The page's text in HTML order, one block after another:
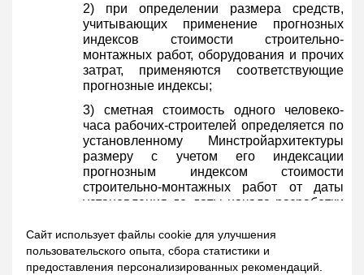
Сайт использует файлы cookie для улучшения
пользовательского опыта, сбора статистики и
предоставления персонализированных рекомендаций.
2) при определении размера средств,
учитывающих применение прогнозных
индексов стоимости строительно-
монтажных работ, оборудования и прочих
затрат, применяются соответствующие
прогнозные индексы;
3) сметная стоимость одного человеко-
часа рабочих-строителей определяется по
установленному Минстройархитектуры
размеру с учетом его индексации
прогнозным индексом стоимости
строительно-монтажных работ от даты
установления до даты начала разработки
4) приведен в соответствие с
действующим законодательством и